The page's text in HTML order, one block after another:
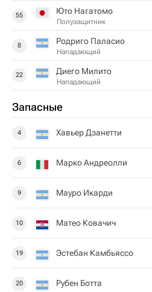
55 Юто Нагатомо
Полузащитник
8 Родриго Паласио
Нападающий
22 Диего Милито
Нападающий
Запасные
4 Хавьер Дзанетти
6 Марко Андреолли
9 Мауро Икарди
10 Матео Ковачич
19 Эстебан Камбьяссо
20 Рубен Ботта